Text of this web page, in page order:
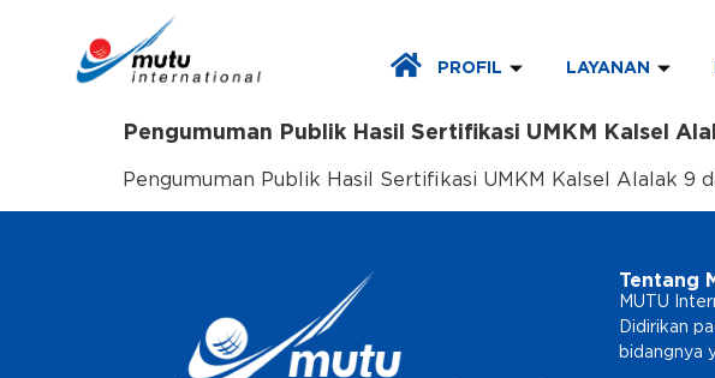
PROFIL LAYANAN
Pengumuman Publik Hasil Sertifikasi UMKM Kalsel
Pengumuman Publik Hasil Sertifikasi UMKM Kalsel Alalak 9
Tentang
MUTU
Didirikan
bidangnya